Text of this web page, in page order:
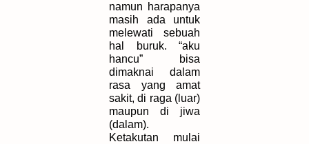
namun harapanya
masih ada untuk
melewati sebuah
hal buruk. “aku
hancu” bisa
dimaknai dalam
rasa yang amat
sakit, di raga (luar)
maupun di jiwa
(dalam).
Ketakutan mulai